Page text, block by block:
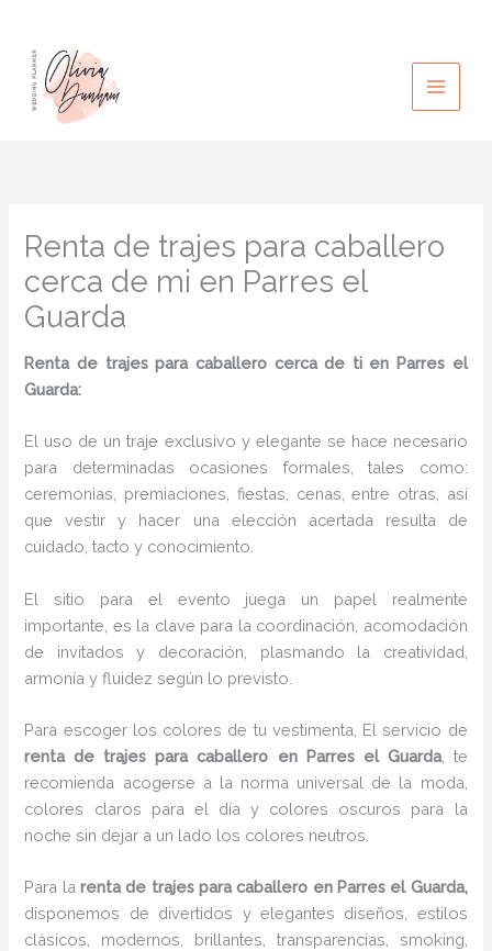
contenido
Renta de trajes para caballero
cerca de mi en Parres el
Guarda
Renta de trajes para caballero cerca de ti en Parres el
Guarda:
El uso de un traje exclusivo y elegante se hace necesario
para determinadas ocasiones formales, tales como:
ceremonias, premiaciones, fiestas, cenas, entre otras, así
que vestir y hacer una elección acertada resulta de
cuidado, tacto y conocimiento.
El sitio para el evento juega un papel realmente
importante, es la clave para la coordinación, acomodación
de invitados y decoración, plasmando la creatividad,
armonía y fluidez según lo previsto.
Para escoger los colores de tu vestimenta, El servicio de
renta de trajes para caballero en Parres el Guarda, te
recomienda acogerse a la norma universal de la moda,
colores claros para el día y colores oscuros para la
noche sin dejar a un lado los colores neutros.
Para larenta de trajes para caballero en Parres el Guarda,
disponemos de divertidos y elegantes diseños, estilos
clásicos, modernos, brillantes, transparencias, smoking,